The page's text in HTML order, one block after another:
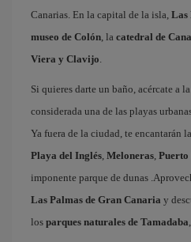
Canarias. En la capital de la isla, Las
museo de Colón, la catedral de
Viera y Clavijo.
Si quieres darte un baño, acércate a
considerada una de las playas
Ya fuera de la ciudad, te encantarán
Playa del Inglés, Meloneras, Puerto
imponente parque de dunas
Las Palmas de Gran Canaria y
los parques naturales de Tamadaba,